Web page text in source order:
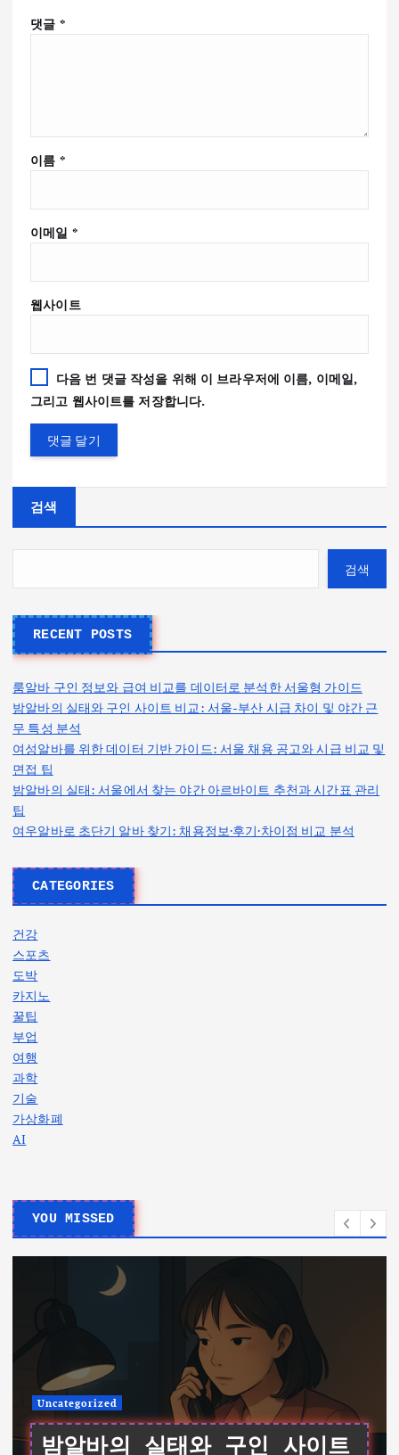
댓글 *
이름 *
이메일 *
웹사이트
다음 번 댓글 작성을 위해 이 브라우저에 이름, 이메일,
그리고 웹사이트를 저장합니다.
검색
검색
RECENT POSTS
룸알바 구인 정보와 급여 비교를 데이터로 분석한 서울형 가이드
밤알바의 실태와 구인 사이트 비교: 서울-부산 시급 차이 및 야간 근
무 특성 분석
여성알바를 위한 데이터 기반 가이드: 서울 채용 공고와 시급 비교 및
면접 팁
밤알바의 실태: 서울에서 찾는 야간 아르바이트 추천과 시간표 관리
팁
여우알바로 초단기 알바 찾기: 채용정보·후기·차이점 비교 분석
CATEGORIES
건강
스포츠
도박
카지노
꿀팁
부업
여행
과학
기술
가상화폐
AI
YOU MISSED
Uncategorized
여성알바를 위한 데이터 기반